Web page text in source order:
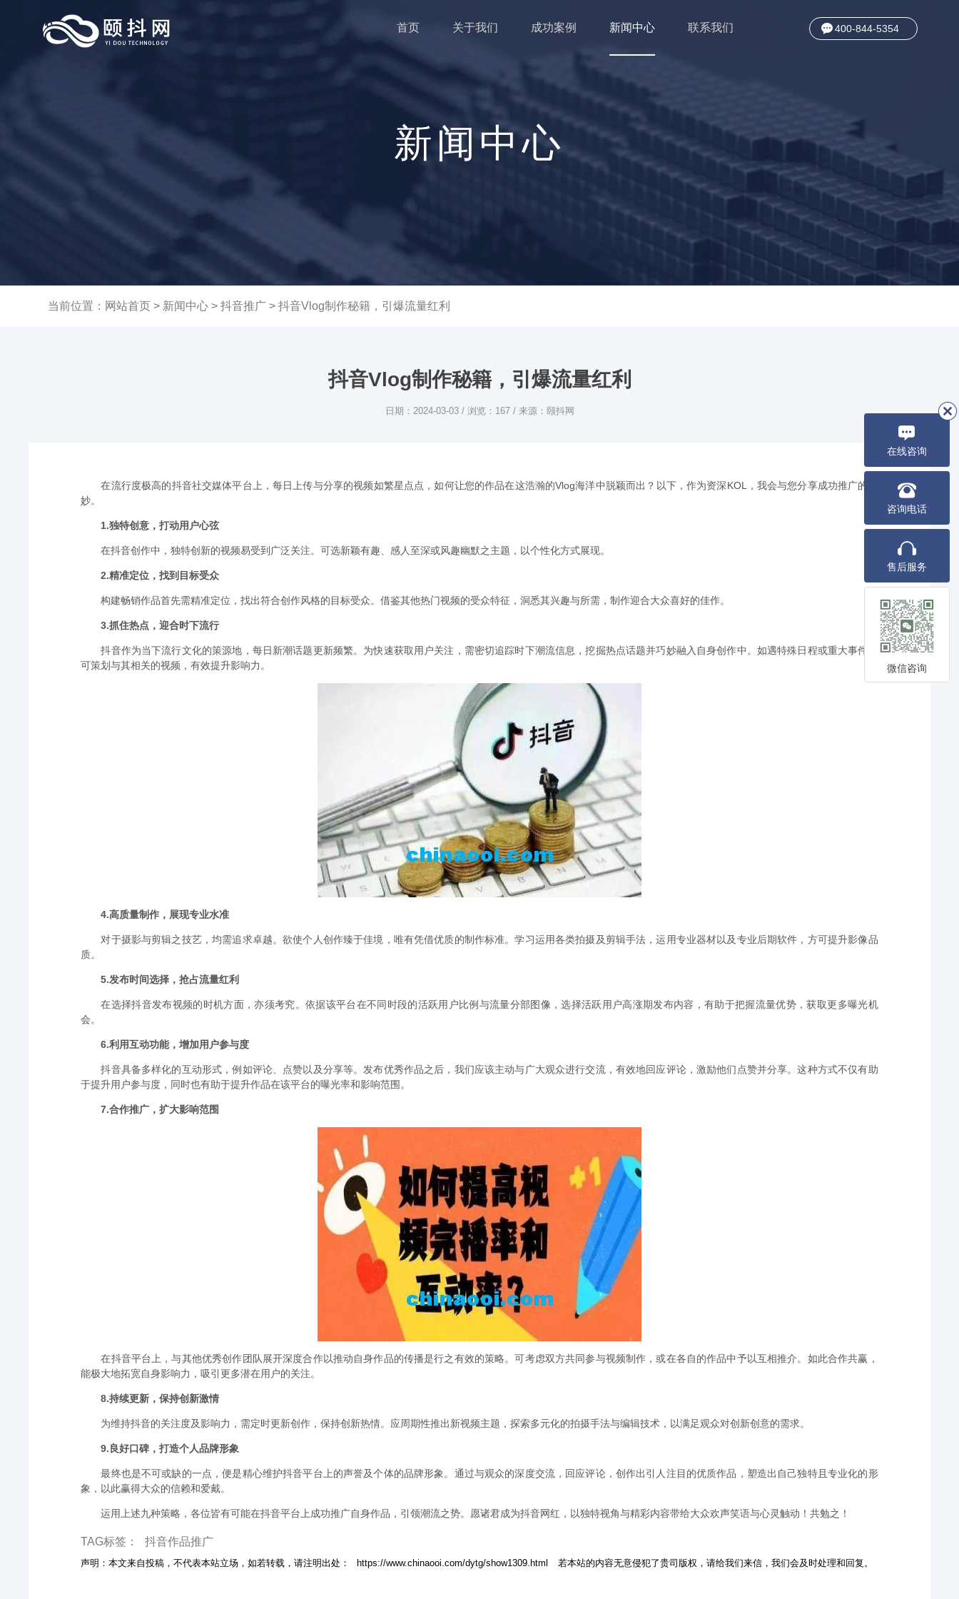
400-844-5354
首页 关于我们 成功案例 新闻中心 联系我们
新闻中心
当前位置： 网站首页 > 新闻中心 >抖音推广 > 抖音Vlog制作秘籍，引爆流量红利
抖音Vlog制作秘籍，引爆流量红利
日期：2024-03-03 / 浏览：167 / 来源：颐抖网
在流行度极高的抖音社交媒体平台上，每日上传与分享的视频如繁星点点，如何让您的作品在这浩瀚的Vlog海洋中脱颖而出？以下，作为资深KOL，我会与您分享成功推广的奥
妙。
1.独特创意，打动用户心弦
在抖音创作中，独特创新的视频易受到广泛关注。可选新颖有趣、感人至深或风趣幽默之主题，以个性化方式展现。
2.精准定位，找到目标受众
构建畅销作品首先需精准定位，找出符合创作风格的目标受众。借鉴其他热门视频的受众特征，洞悉其兴趣与所需，制作迎合大众喜好的佳作。
3.抓住热点，迎合时下流行
抖音作为当下流行文化的策源地，每日新潮话题更新频繁。为快速获取用户关注，需密切追踪时下潮流信息，挖掘热点话题并巧妙融入自身创作中。如遇特殊日程或重大事件，
可策划与其相关的视频，有效提升影响力。
4.高质量制作，展现专业水准
对于摄影与剪辑之技艺，均需追求卓越。欲使个人创作臻于佳境，唯有凭借优质的制作标准。学习运用各类拍摄及剪辑手法，运用专业器材以及专业后期软件，方可提升影像品
质。
5.发布时间选择，抢占流量红利
在选择抖音发布视频的时机方面，亦须考究。依据该平台在不同时段的活跃用户比例与流量分部图像，选择活跃用户高涨期发布内容，有助于把握流量优势，获取更多曝光机
会。
6.利用互动功能，增加用户参与度
抖音具备多样化的互动形式，例如评论、点赞以及分享等。发布优秀作品之后，我们应该主动与广大观众进行交流，有效地回应评论，激励他们点赞并分享。这种方式不仅有助
于提升用户参与度，同时也有助于提升作品在该平台的曝光率和影响范围。
7.合作推广，扩大影响范围
在抖音平台上，与其他优秀创作团队展开深度合作以推动自身作品的传播是行之有效的策略。可考虑双方共同参与视频制作，或在各自的作品中予以互相推介。如此合作共赢，
能极大地拓宽自身影响力，吸引更多潜在用户的关注。
8.持续更新，保持创新激情
为维持抖音的关注度及影响力，需定时更新创作，保持创新热情。应周期性推出新视频主题，探索多元化的拍摄手法与编辑技术，以满足观众对创新创意的需求。
9.良好口碑，打造个人品牌形象
最终也是不可或缺的一点，便是精心维护抖音平台上的声誉及个体的品牌形象。通过与观众的深度交流，回应评论，创作出引人注目的优质作品，塑造出自己独特且专业化的形
象，以此赢得大众的信赖和爱戴。
运用上述九种策略，各位皆有可能在抖音平台上成功推广自身作品，引领潮流之势。愿诸君成为抖音网红，以独特视角与精彩内容带给大众欢声笑语与心灵触动！共勉之！
TAG标签： 抖音作品推广
声明：本文来自投稿，不代表本站立场，如若转载，请注明出处： https://www.chinaooi.com/dytg/show1309.html 若本站的内容无意侵犯了贵司版权，请给我们来信，我们会及时处理和回复。
在线咨询
咨询电话
售后服务
微信咨询